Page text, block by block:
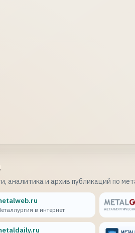
аналитика и архив публикаций по
в интернет